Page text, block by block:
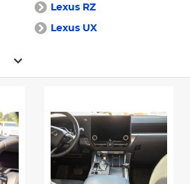
Lexus RZ
Lexus UX